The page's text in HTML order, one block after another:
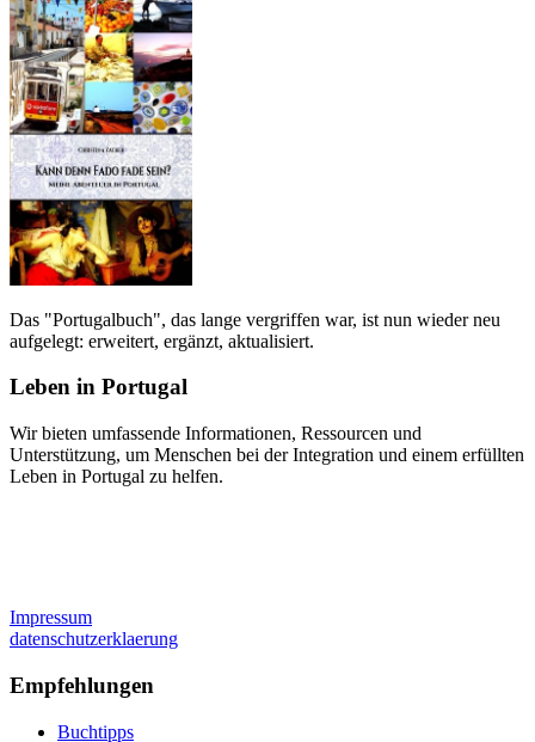
Das "Portugalbuch", das lange vergriffen war, ist nun wieder neu
aufgelegt: erweitert, ergänzt, aktualisiert.
Leben in Portugal
Wir bieten umfassende Informationen, Ressourcen und
Unterstützung, um Menschen bei der Integration und einem erfüllten
Leben in Portugal zu helfen.
Impressum
datenschutzerklaerung
Empfehlungen
Buchtipps